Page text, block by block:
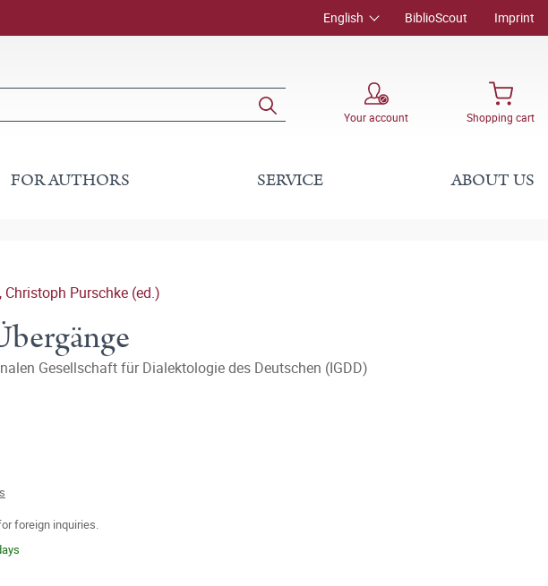
English BiblioScout Imprint
Your account Shopping cart
FOR AUTHORS SERVICE ABOUT US
, Christoph Purschke (ed.)
Gesellschaft für Dialektologie des Deutschen (IGDD)
foreign inquiries.